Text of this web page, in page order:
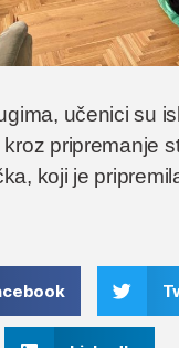
učenici su
pripremanje
koji je